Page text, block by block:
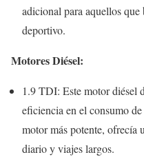
adicional para aquellos
deportivo.
Motores Diésel:
1.9 TDI: Este motor diésel
eficiencia en el consumo
motor más potente, ofrecía
diario y viajes largos.